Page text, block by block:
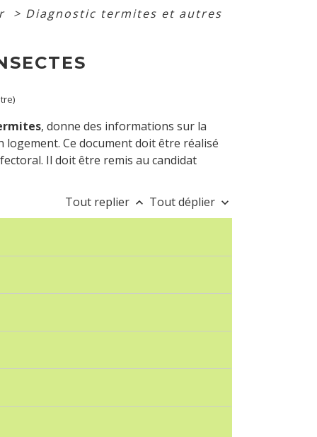
> Diagnostic termites et autres
, donne des informations sur la
Ce document doit être réalisé
Il doit être remis au candidat
Tout replier keyboard_arrow_up Tout déplier keyboard_arrow_down